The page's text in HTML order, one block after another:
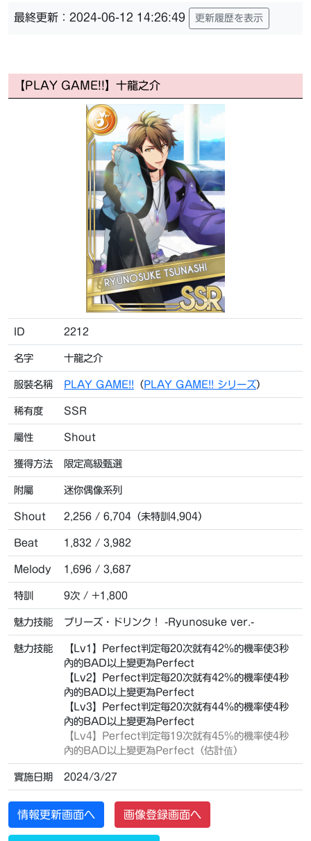
最終更新：2024-06-12 14:26:49 更新履歴を表示
【PLAY GAME!!】十龍之介
ID 2212
名字 十龍之介
服裝名稱 PLAY GAME!! （PLAY GAME!! シリーズ）
稀有度 SSR
屬性 Shout
獲得方法 限定高級甄選
附屬 迷你偶像系列
Shout 2,256 / 6,704（未特訓4,904）
Beat 1,832 / 3,982
Melody 1,696 / 3,687
特訓 9次 / +1,800
魅力技能 プリーズ・ドリンク！ -Ryunosuke ver.-
魅力技能
【Lv1】Perfect判定每20次就有42%的機率使3秒
內的BAD以上變更為Perfect
【Lv2】Perfect判定每20次就有42%的機率使4秒
內的BAD以上變更為Perfect
【Lv3】Perfect判定每20次就有44%的機率使4秒
內的BAD以上變更為Perfect
【Lv4】
Perfect判定每19次就有45%的機率使4秒
內的BAD以上變更為Perfect（估計值）
實施日期 2024/3/27
情報更新画面へ 画像登録画面へ